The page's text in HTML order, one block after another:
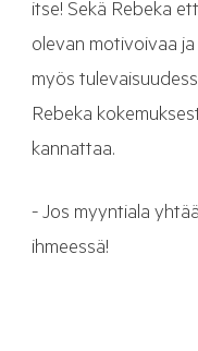
itse! Sekä Rebeka
olevan motivoivaa
myös
Rebeka
kannattaa.
- Jos myyntiala
ihmeessä!